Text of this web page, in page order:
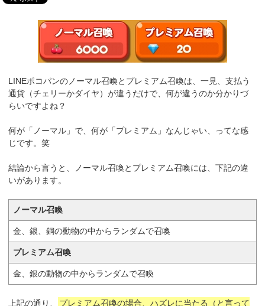
LINEポコパンのノーマル召喚とプレミアム召喚は、一見、支払う
通貨（チェリーかダイヤ）が違うだけで、何が違うのか分かりづ
らいですよね？
何が「ノーマル」で、何が「プレミアム」なんじゃい、ってな感
じです。笑
結論から言うと、ノーマル召喚とプレミアム召喚には、下記の違
いがあります。
ノーマル召喚
金、銀、銅の動物の中からランダムで召喚
プレミアム召喚
金、銀の動物の中からランダムで召喚
上記の通り、
プレミアム召喚の場合、ハズレに当たる（と言って